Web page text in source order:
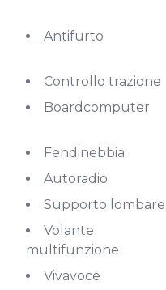
Antifurto
Controllo trazione
Boardcomputer
Fendinebbia
Autoradio
Supporto lombare
Volante
multifunzione
Vivavoce